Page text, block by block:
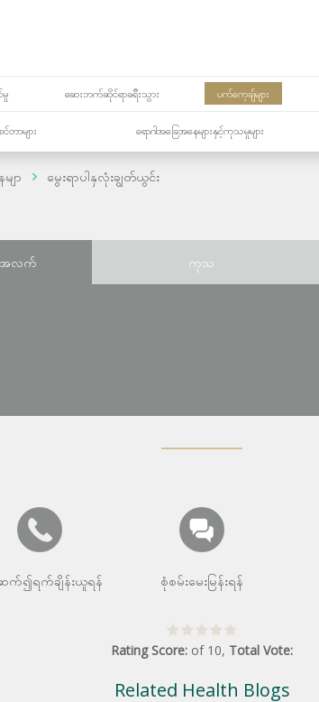
မှု ဆေးဘက်ဆိုင်ရာခရီးသွား ပက်ကေ့ချ်များ
ာများ ရောဂါအခြေအနေများနှင့်ကုသမှုများ
ျာ မွေးရာပါနှလုံးချွတ်ယွင်း
အလက် ကုသ
က်၍ရက်ချိန်းယူရန် စုံစမ်းမေးမြန်းရန်
Rating Score: of 10, Total Vote:
Related Health Blogs